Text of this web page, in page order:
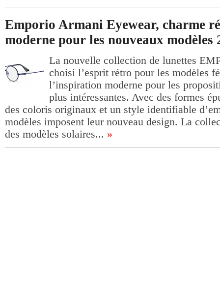
Emporio Armani Eyewear, charme
moderne pour les nouveaux modèles
La nouvelle collection de lunettes
choisi l’esprit rétro pour les modèles
l’inspiration moderne pour les
plus intéressantes. Avec des formes
des coloris originaux et un style identifiable
modèles imposent leur nouveau design. La
des modèles solaires... »